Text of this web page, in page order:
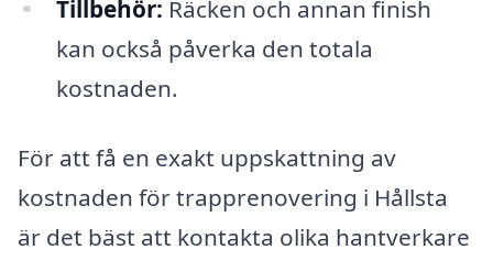
Tillbehör: Räcken och annan finish
kan också påverka den totala
kostnaden.
För att få en exakt uppskattning av
kostnaden för trapprenovering i Hållsta
är det bäst att kontakta olika hantverkare